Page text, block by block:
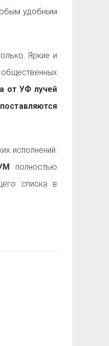
удобным
Яркие и
от УФ лучей
исполнений:
полностью
списка в